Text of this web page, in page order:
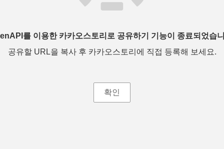
를 이용한 카카오스토리로 공유하기 기능이 종료되었습
공유할 URL을 복사 후 카카오스토리에 직접 등록해 보세요.
확인